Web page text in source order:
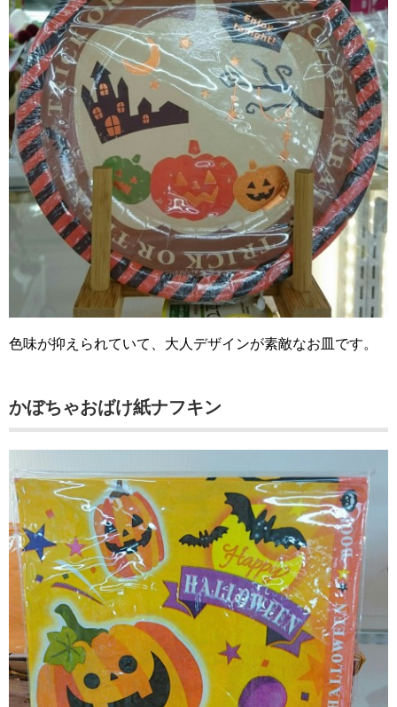
色味が抑えられていて、大人デザインが素敵なお皿です。
かぼちゃおばけ紙ナフキン